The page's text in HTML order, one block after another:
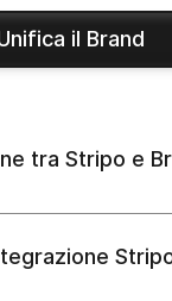
il Brand
tra Stripo e